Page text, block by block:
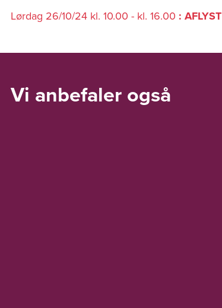
Lørdag 26/10/24 kl. 10.00 - kl. 16.00 : AFLYST
Vi anbefaler også